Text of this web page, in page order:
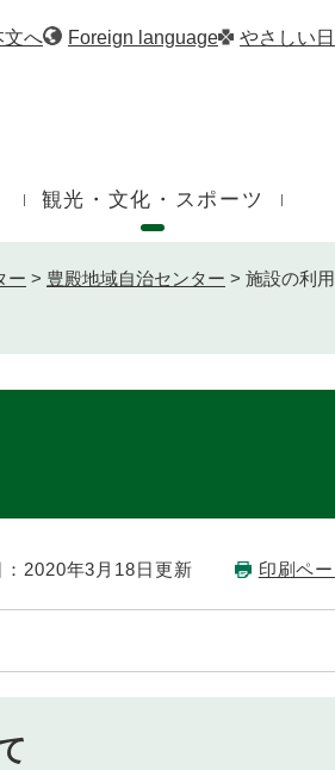
文へ Foreign language やさしい
観光・文化・スポーツ
ー > 豊殿地域自治センター > 施設の利
：2020年3月18日更新 印刷ペ